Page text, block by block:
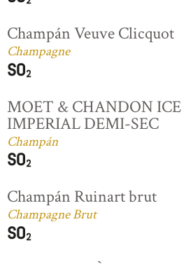
Champán Veuve Clicquot
Champagne
MOET & CHANDON ICE
IMPERIAL DEMI-SEC
Champán
Champán Ruinart brut
Champagne Brut